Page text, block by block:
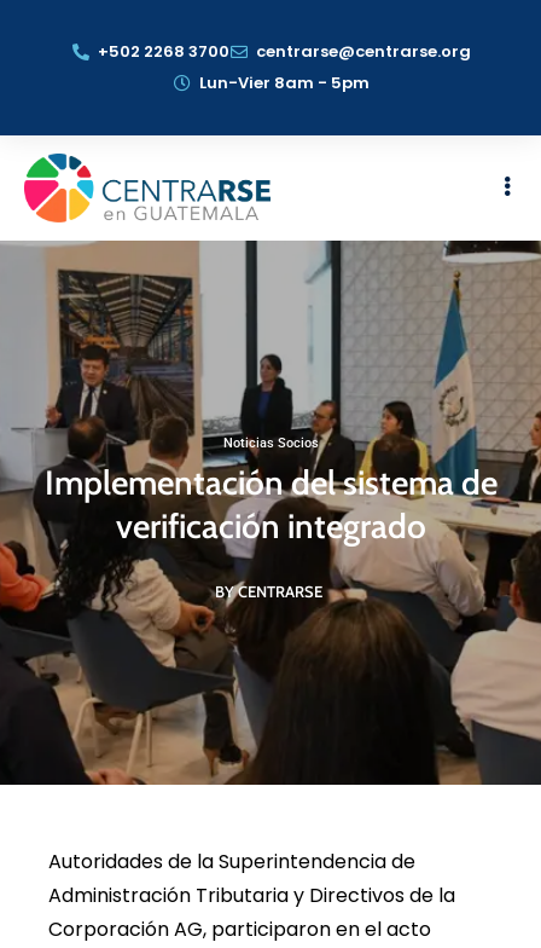
+502 2268 3700
centrarse@centrarse.org
Lun-Vier 8am - 5pm
Noticias Socios
Implementación del sistema de
verificación integrado
BY CENTRARSE
Autoridades de la Superintendencia de
Administración Tributaria y Directivos de la
Corporación AG, participaron en el acto